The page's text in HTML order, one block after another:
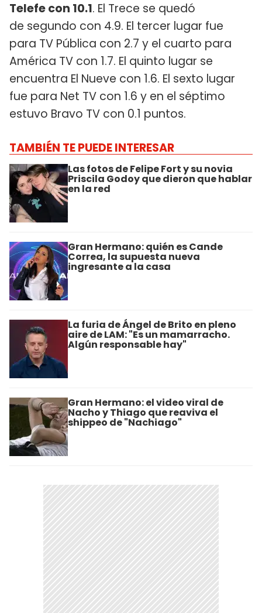
Telefe con 10.1. El Trece se quedó
de segundo con 4.9. El tercer lugar fue
para TV Pública con 2.7 y el cuarto para
América TV con 1.7. El quinto lugar se
encuentra El Nueve con 1.6. El sexto lugar
fue para Net TV con 1.6 y en el séptimo
estuvo Bravo TV con 0.1 puntos.
TAMBIÉN TE PUEDE INTERESAR
Las fotos de Felipe Fort y su novia
Priscila Godoy que dieron que hablar
en la red
Gran Hermano: quién es Cande
Correa, la supuesta nueva
ingresante a la casa
La furia de Ángel de Brito en pleno
aire de LAM: "Es un mamarracho.
Algún responsable hay"
Gran Hermano: el video viral de
Nacho y Thiago que reaviva el
shippeo de "Nachiago"